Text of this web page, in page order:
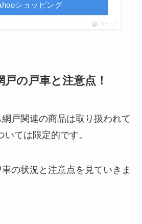
ショッピング
ポチップ
の戸車と注意点！
戸関連の商品は取り扱われて
ては限定的です。
の状況と注意点を見ていきま